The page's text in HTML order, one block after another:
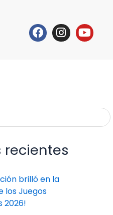
Facebook
recientes
brilló en la
los Juegos
2026!